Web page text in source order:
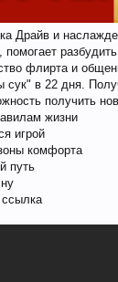
Драйв и
помогает
флирта и
сук" в 22 дня.
получить
жизни
игрой
комфорта
путь